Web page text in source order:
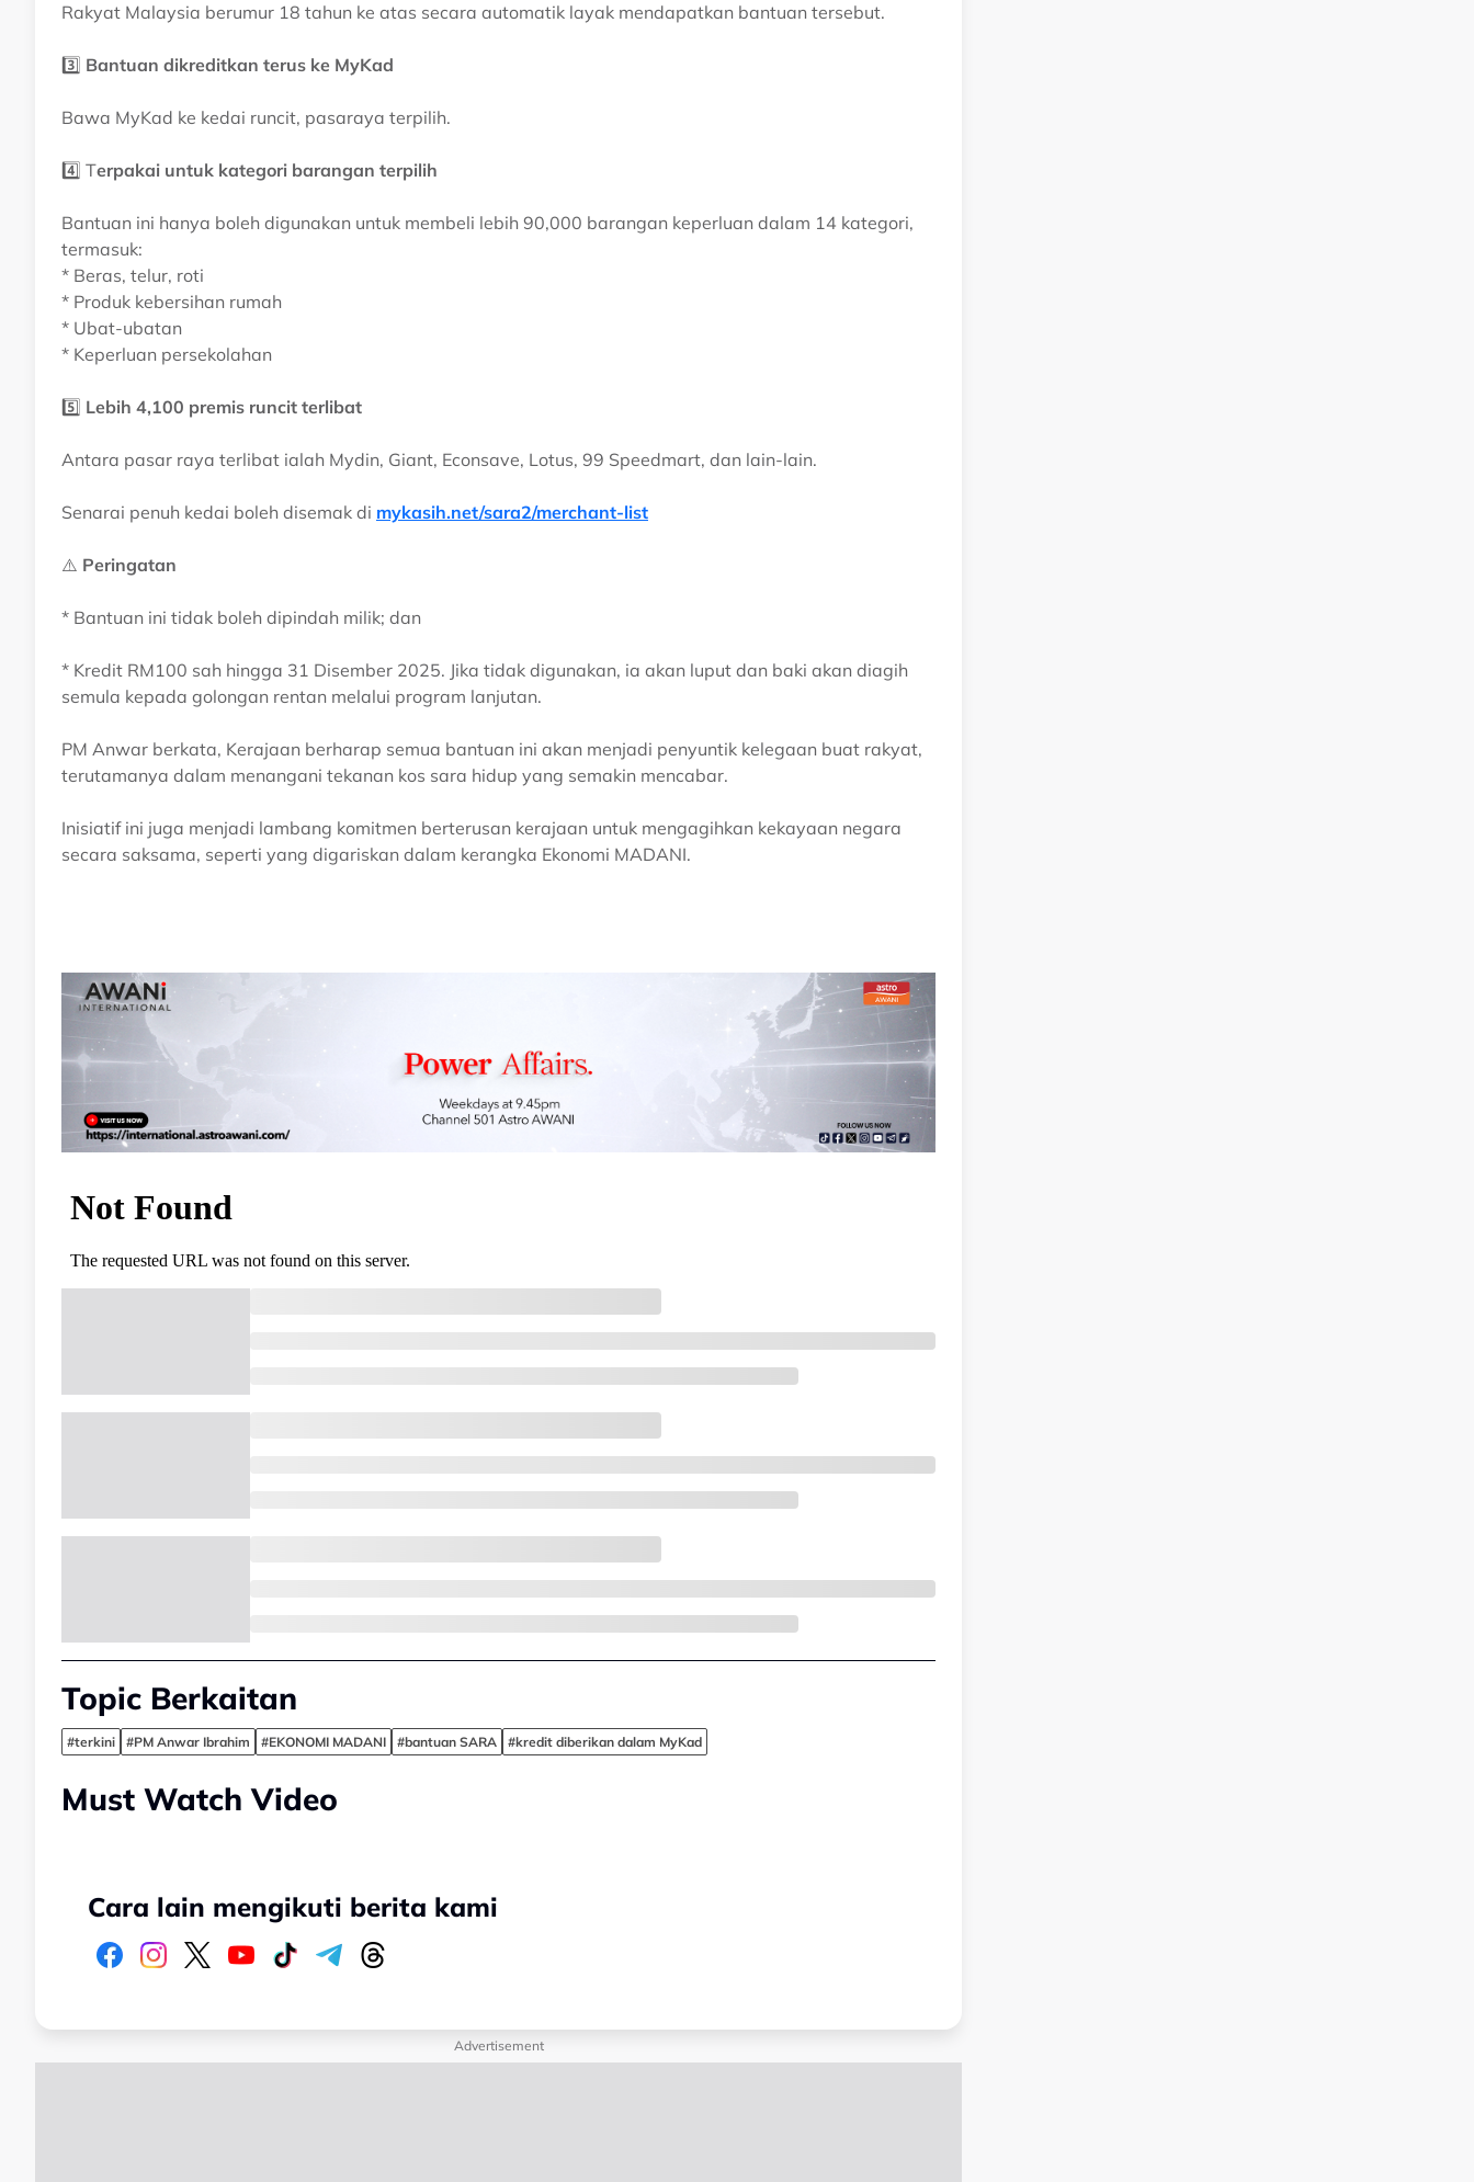
Rakyat Malaysia berumur 18 tahun ke atas secara automatik layak mendapatkan bantuan tersebut.
3️⃣ Bantuan dikreditkan terus ke MyKad
Bawa MyKad ke kedai runcit, pasaraya terpilih.
4️⃣ Terpakai untuk kategori barangan terpilih
Bantuan ini hanya boleh digunakan untuk membeli lebih 90,000 barangan keperluan dalam 14 kategori,
termasuk:
* Beras, telur, roti
* Produk kebersihan rumah
* Ubat-ubatan
* Keperluan persekolahan
5️⃣ Lebih 4,100 premis runcit terlibat
Antara pasar raya terlibat ialah Mydin, Giant, Econsave, Lotus, 99 Speedmart, dan lain-lain.
Senarai penuh kedai boleh disemak di mykasih.net/sara2/merchant-list
⚠️ Peringatan
* Bantuan ini tidak boleh dipindah milik; dan
* Kredit RM100 sah hingga 31 Disember 2025. Jika tidak digunakan, ia akan luput dan baki akan diagih
semula kepada golongan rentan melalui program lanjutan.
PM Anwar berkata, Kerajaan berharap semua bantuan ini akan menjadi penyuntik kelegaan buat rakyat,
terutamanya dalam menangani tekanan kos sara hidup yang semakin mencabar.
Inisiatif ini juga menjadi lambang komitmen berterusan kerajaan untuk mengagihkan kekayaan negara
secara saksama, seperti yang digariskan dalam kerangka Ekonomi MADANI.
Topic Berkaitan
#terkini #PM Anwar Ibrahim #EKONOMI MADANI #bantuan SARA #kredit diberikan dalam MyKad
Must Watch Video
Cara lain mengikuti berita kami
Advertisement